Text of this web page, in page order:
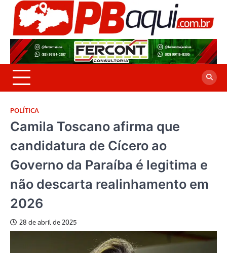
Skip
content
POLÍTICA
Camila Toscano afirma que
candidatura de Cícero ao
Governo da Paraíba é legitima e
não descarta realinhamento em
2026
28 de abril de 2025